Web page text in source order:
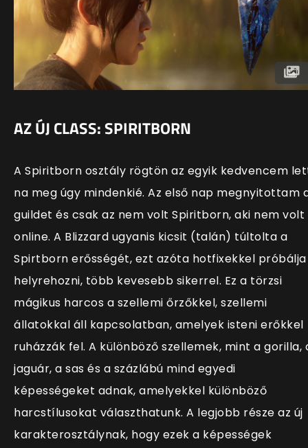
AZ ÚJ CLASS: SPIRITBORN
A Spiritborn osztály rögtön az egyik kedvencem
na meg úgy mindenkié. Az első nap megnyitottam
guildet és csak az nem volt Spiritborn, aki nem volt
online. A Blizzard ugyanis kicsit (talán) túltolta a
Spirtborn erősségét, ezt azóta hotfixekkel próbálja
helyrehozni, több kevesebb sikerrel. Ez a törzsi
mágikus harcos a szellemi őrzőkkel, szellemi
állatokkal áll kapcsolatban, amelyek isteni erőkkel
ruházzák fel. A különböző szellemek, mint a gorilla,
jaguár, a sas és a százlábú mind egyedi
képességeket adnak, amelyekkel különböző
harcstílusokat választhatunk. A legjobb része az új
karakterosztálynak, hogy ezek a képességek